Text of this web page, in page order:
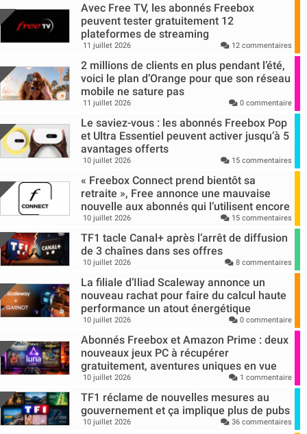
Avec Free TV, les abonnés Freebox
peuvent tester gratuitement 12
plateformes de streaming
11 juillet 2026 12 commentaires
2 millions de clients en plus pendant l’été,
voici le plan d’Orange pour que son réseau
mobile ne sature pas
11 juillet 2026 0 commentaire
Le saviez-vous : les abonnés Freebox Pop
et Ultra Essentiel peuvent activer jusqu’à 5
avantages offerts
10 juillet 2026 15 commentaires
« Freebox Connect prend bientôt sa
retraite », Free annonce une mauvaise
nouvelle aux abonnés qui l’utilisent encore
10 juillet 2026 15 commentaires
TF1 tacle Canal+ après l’arrêt de diffusion
de 3 chaînes dans ses offres
10 juillet 2026 8 commentaires
La filiale d’Iliad Scaleway annonce un
nouveau rachat pour faire du calcul haute
performance un atout énergétique
10 juillet 2026 0 commentaire
Abonnés Freebox et Amazon Prime : deux
nouveaux jeux PC à récupérer
gratuitement, aventures uniques en vue
10 juillet 2026 1 commentaire
TF1 réclame de nouvelles mesures au
gouvernement et ça implique plus de pubs
10 juillet 2026 36 commentaires